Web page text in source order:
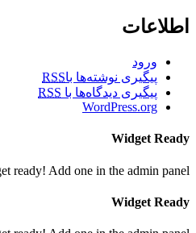
اطلاعات
ورود
پیگیری نوشته‌ها باRSS
پیگیری دیدگاه‌ها با RSS
WordPress.org
Widget Ready
ready! Add one in the admin panel.
Widget Ready